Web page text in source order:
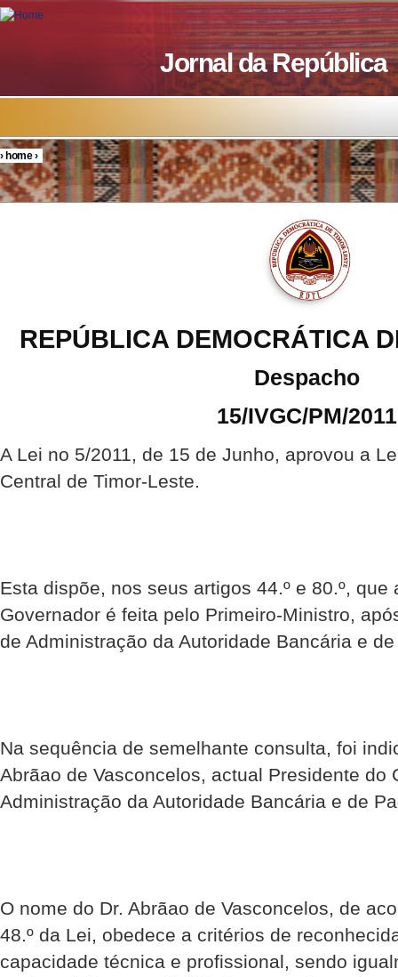
Skip to main content
Jornal da República
You are here
›home›
REPÚBLICA DEMOCRÁTICA
Despacho
15/IVGC/PM/2011
A Lei no 5/2011, de 15 de Junho, aprovou a
Central de Timor-Leste.
Esta dispõe, nos seus artigos 44.º e 80.º,
Governador é feita pelo Primeiro-Ministro,
de Administração da Autoridade Bancária e
Na sequência de semelhante consulta, foi
Abrãao de Vasconcelos, actual Presidente do
Administração da Autoridade Bancária e de
O nome do Dr. Abrãao de Vasconcelos, de
48.º da Lei, obedece a critérios de
capacidade técnica e profissional, sendo